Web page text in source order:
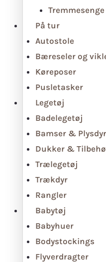
Tremmesenge
På tur
Autostole
Bæreseler og
Køreposer
Pusletasker
Legetøj
Badelegetøj
Bamser & Plysdyr
Dukker &
Trælegetøj
Trækdyr
Rangler
Babytøj
Babyhuer
Bodystockings
Flyverdragter